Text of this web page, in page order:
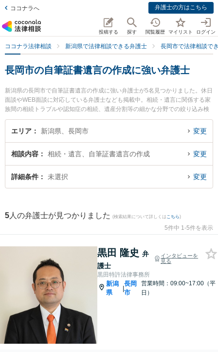
ココナラへ 弁護士の方はこちら
投稿する 探す 閲覧履歴 マイリスト ログイン
ココナラ法律相談 新潟県で法律相談できる弁護士 長岡市で法律相談で
長岡市の自筆証書遺言の作成に強い弁護士
新潟県の長岡市で自筆証書遺言の作成に強い弁護士が5名見つかりました。休日
面談やWEB面談に対応している弁護士なども掲載中。相続・遺言に関係する家
族間の相続トラブルや認知症の相続、遺産分割等の細かな分野での絞り込み検
索もでき便利です。特に黒田特許法律事務所の黒田 隆史弁護士やむらやま法律
事務所の村山 夏希弁護士、弁護士法人一新総合法律事務所 長岡事務所の五十嵐
護士に相談したい』『自筆証書遺言の作成のトラブル解決の実績豊富な近くの
弁護士を検索したい』『初回相談無料で自筆証書遺言の作成を法律相談できる
長岡市内の弁護士に相談予約したい』などでお困りの相談者さんにおすすめで
エリア 新潟県、長岡市 変更
相談内容 相続・遺言、自筆証書遺言の作成 変更
詳細条件 未選択 変更
5 人の弁護士が見つかりました (検索結果について詳しくは こちら)
5件中 1-5件を表示
黒田 隆史 弁
護士
インタビューを
見る
黒田特許法律事務所
新潟
県
|
長岡
市
営業時間：09:00~17:00（平
日）